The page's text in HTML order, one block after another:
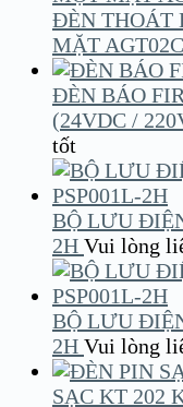
ĐÈN THOÁT
MẶT
ĐÈN BÁO
(24VDC /
tốt
BỘ LƯU
2H Vui lòng
BỘ LƯU
2H Vui lòng
SẠC KT 202